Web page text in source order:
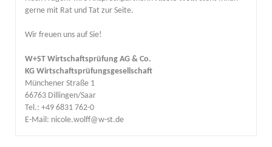
gerne mit Rat und Tat zur Seite.
Wir freuen uns auf Sie!
W+ST Wirtschaftsprüfung AG & Co.
KG Wirtschaftsprüfungsgesellschaft
Münchener Straße 1
66763 Dillingen/Saar
Tel.: +49 6831 762-0
E-Mail: nicole.wolff@w-st.de